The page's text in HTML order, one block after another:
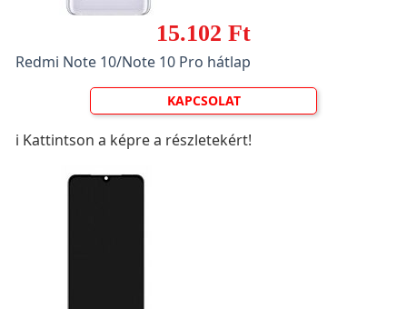
15.102 Ft
Redmi Note 10/Note 10 Pro hátlap
KAPCSOLAT
ℹ️ Kattintson a képre a részletekért!